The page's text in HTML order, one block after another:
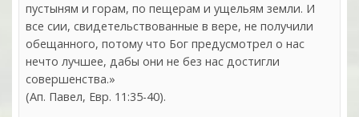
пустыням и горам, по пещерам и ущельям земли. И
все сии, свидетельствованные в вере, не получили
обещанного, потому что Бог предусмотрел о нас
нечто лучшее, дабы они не без нас достигли
совершенства.»
(Ап. Павел, Евр. 11:35-40).